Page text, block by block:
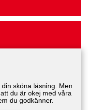
sköna läsning. Men
du är okej med våra
du godkänner.